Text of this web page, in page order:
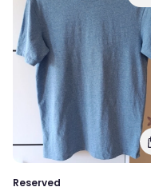
Reserved